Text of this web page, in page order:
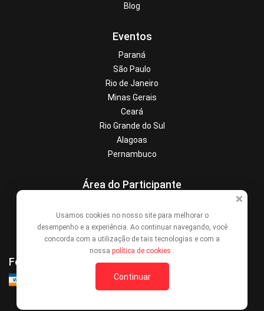
Blog
Eventos
Paraná
São Paulo
Rio de Janeiro
Minas Gerais
Ceará
Rio Grande do Sul
Alagoas
Pernambuco
Área do Participante
Denunciar este evento
Contato
Formas de Pagamento
Usamos cookies no nosso site para melhorar o
desempenho e a experiência. Ao continuar navegando, você
concorda com a utilização de tais tecnologias e com a
nossa política de cookies .
Continuar